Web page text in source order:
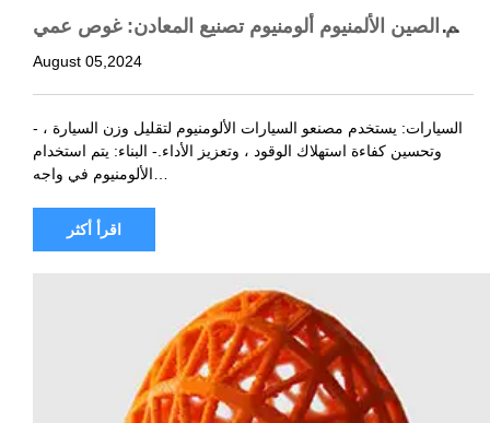
عالم الصين الألمنيوم ألومنيوم تصنيع المعادن: غوص عمي
ق في الابتكار والتميز
August 05,2024
- السيارات: يستخدم مصنعو السيارات الألومنيوم لتقليل وزن السيارة ،
وتحسين كفاءة استهلاك الوقود ، وتعزيز الأداء.- البناء: يتم استخدام
اقرأ أكثر